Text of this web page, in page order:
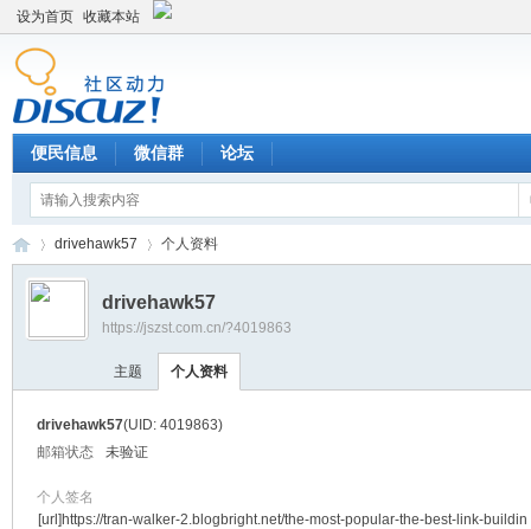
设为首页 收藏本站
便民信息 微信群 论坛
›
drivehawk57 个人资料
drivehawk57
https://jszst.com.cn/?4019863
主题 个人资料
drivehawk57(UID: 4019863)
邮箱状态
未验证
个人签名
[url]https://tran-walker-2.blogbright.net/the-most-popular-the-best-link-buildin